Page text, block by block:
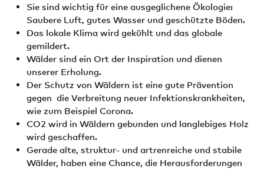
Sie sind wichtig für eine ausgeglichene Ökologie:
Saubere Luft, gutes Wasser und geschützte Böden.
Das lokale Klima wird gekühlt und das globale
gemildert.
Wälder sind ein Ort der Inspiration und dienen
unserer Erholung.
Der Schutz von Wäldern ist eine gute Prävention
gegen die Verbreitung neuer Infektionskrankheiten,
wie zum Beispiel Corona.
CO2 wird in Wäldern gebunden und langlebiges Holz
wird geschaffen.
Gerade alte, struktur- und artrenreiche und stabile
Wälder, haben eine Chance, die Herausforderungen